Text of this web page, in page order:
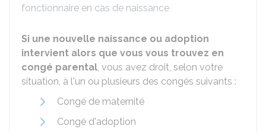
fonctionnaire en cas de naissance
Si une nouvelle naissance ou adoption
intervient alors que vous vous trouvez en
congé parental, vous avez droit, selon votre
situation, à l'un ou plusieurs des congés suivants :
Congé de maternité
Congé d'adoption